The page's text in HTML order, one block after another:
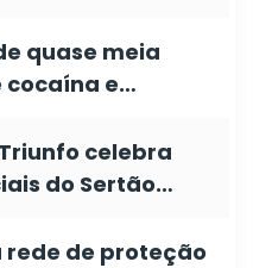
quase meia
cocaína e…
celebra
do Sertão…
rede de proteção